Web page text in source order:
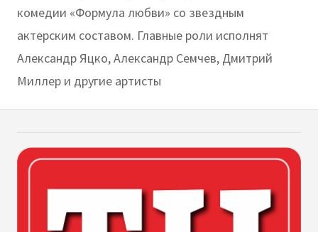
комедии «Формула любви» со звездным
актерским составом. Главные роли исполнят
Александр Яцко, Александр Семчев, Дмитрий
Миллер и другие артисты